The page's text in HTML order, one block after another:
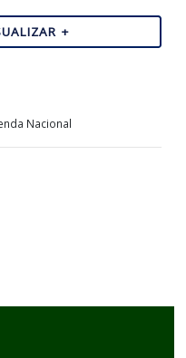
Rodrigues, a 35 km
rompeu e causou o
desastres ambientais
três pessoas
minério no meio
Doce, nos estados de
alcançar o mar
+